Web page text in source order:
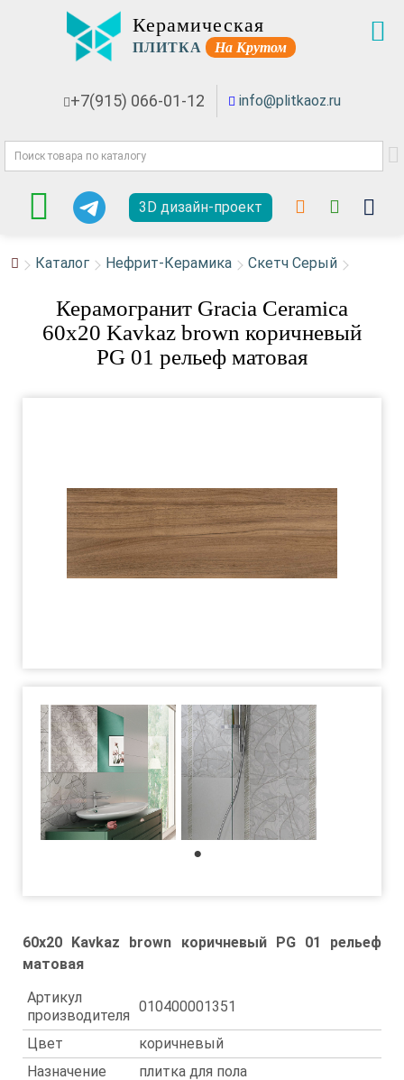
Керамическая
ПЛИТКА На Крутом
+7(915) 066-01-12 info@plitkaoz.ru
3D дизайн-проект
Каталог Нефрит-Керамика Скетч Серый
Керамогранит Gracia Ceramica
60x20 Kavkaz brown коричневый
PG 01 рельеф матовая
60x20 Kavkaz brown коричневый PG 01 рельеф
матовая
Артикул
производителя
010400001351
Цвет
коричневый
Назначение
плитка для пола